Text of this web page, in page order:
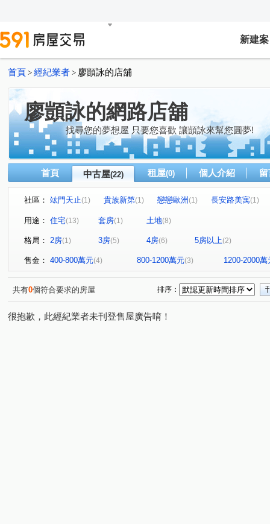
新建案
首頁 > 經紀業者 > 廖顗詠的店舖
廖顗詠的網路店舖
找尋您的夢想屋 只要您喜歡 讓顗詠來幫您圓夢!
首頁 中古屋(22) 租屋(0) 個人介紹
社區： 竑門天止(1) 貴族新第(1) 戀戀歐洲(1) 長安路美寓(1)
竹城大阪 羅馬天下大樓 (1)
振興街 青山段 石頭段(1) 仁愛路(1)
環北路(1) 大牛欄段 民權路二段(1) 莊敬路(1)
環
仁德二街(1)
用途： 住宅(13) 套房(1) 土地(8)
格局： 2房(1) 3房(5) 4房(6) 5房以上(2)
售金： 400-800萬元(4) 800-1200萬元(3) 1200-2000萬
共有0個符合要求的房屋 排序：
很抱歉，此經紀業者未刊登售屋廣告唷！